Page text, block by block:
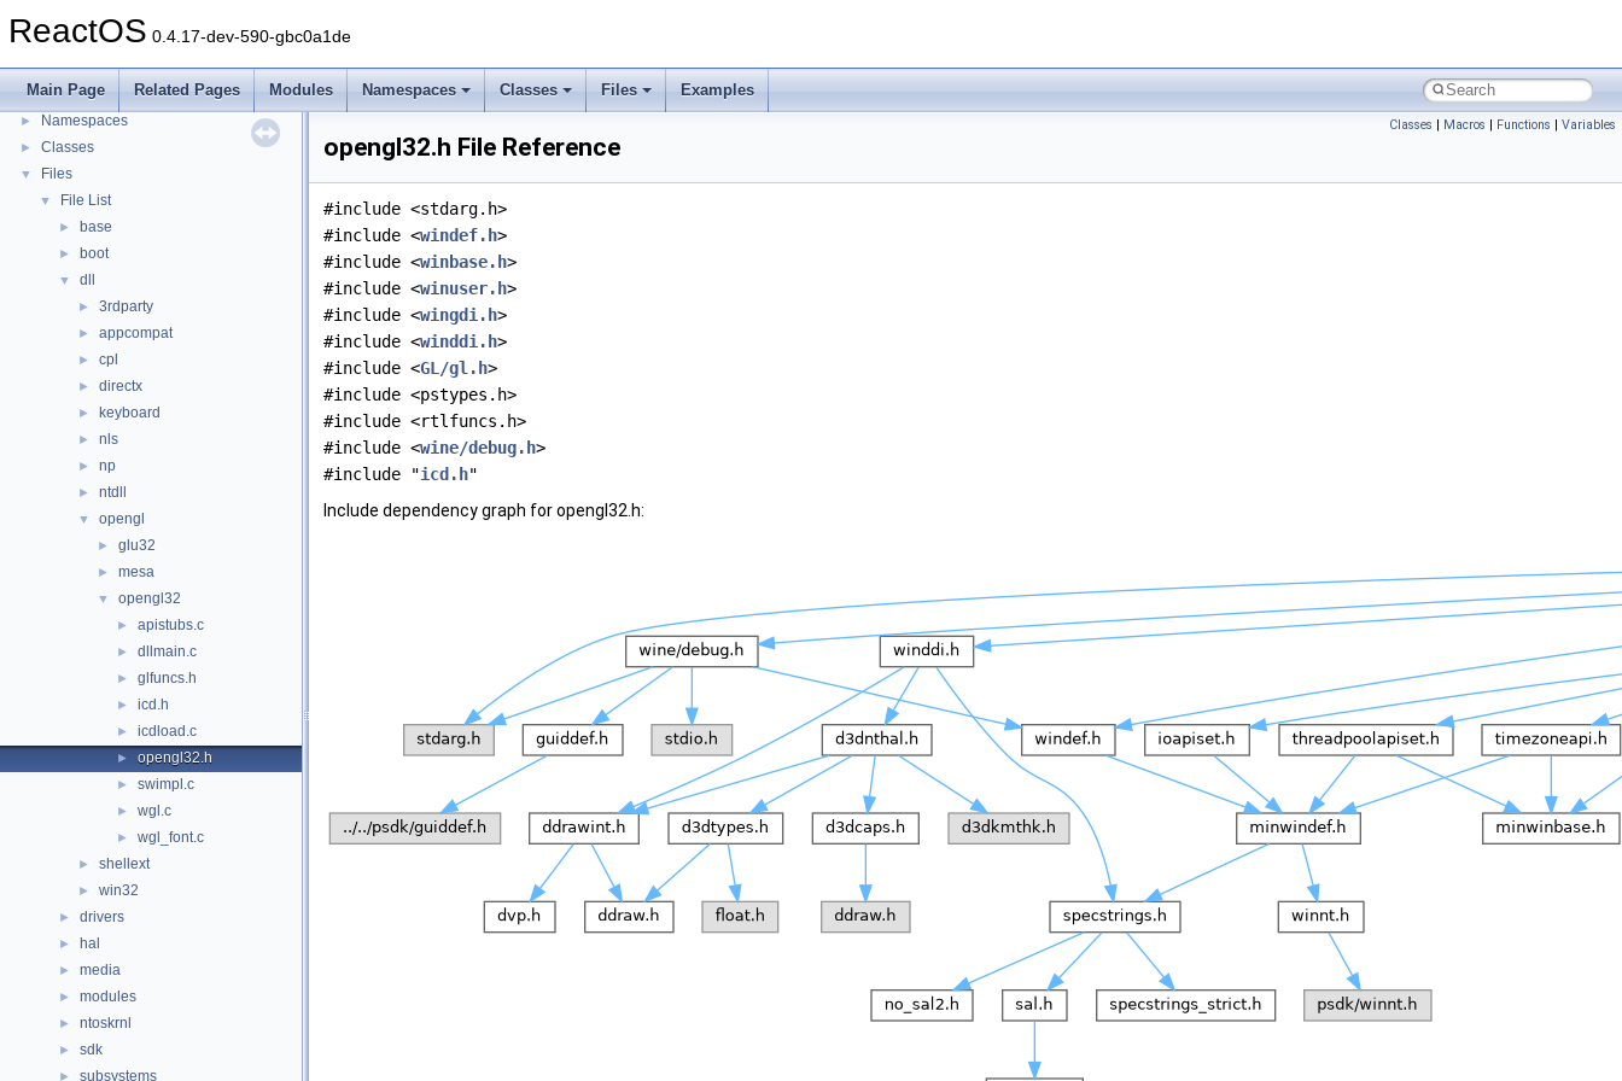
ReactOS 0.4.17-dev-590-gbc0a1de
Main Page Related Pages Modules Namespaces Classes Files Examples
Todo List
Deprecated List
► Modules
► Namespaces
► Classes
▼ Files
▼ File List
► base
► boot
▼ dll
► 3rdparty
► appcompat
► cpl
► directx
► keyboard
► nls
► np
► ntdll
▼ opengl
► glu32
► mesa
▼ opengl32
► apistubs.c
► dllmain.c
► glfuncs.h
► icd.h
► icdload.c
► opengl32.h
► swimpl.c
► wgl.c
► wgl_font.c
► shellext
► win32
► drivers
► hal
► media
► modules
► ntoskrnl
► sdk
► subsystems
Classes | Macros | Functions | Variables
opengl32.h File Reference
#include <stdarg.h>
#include <windef.h>
#include <winbase.h>
#include <winuser.h>
#include <wingdi.h>
#include <winddi.h>
#include <GL/gl.h>
#include <pstypes.h>
#include <rtlfuncs.h>
#include <wine/debug.h>
#include "icd.h"
Include dependency graph for opengl32.h: